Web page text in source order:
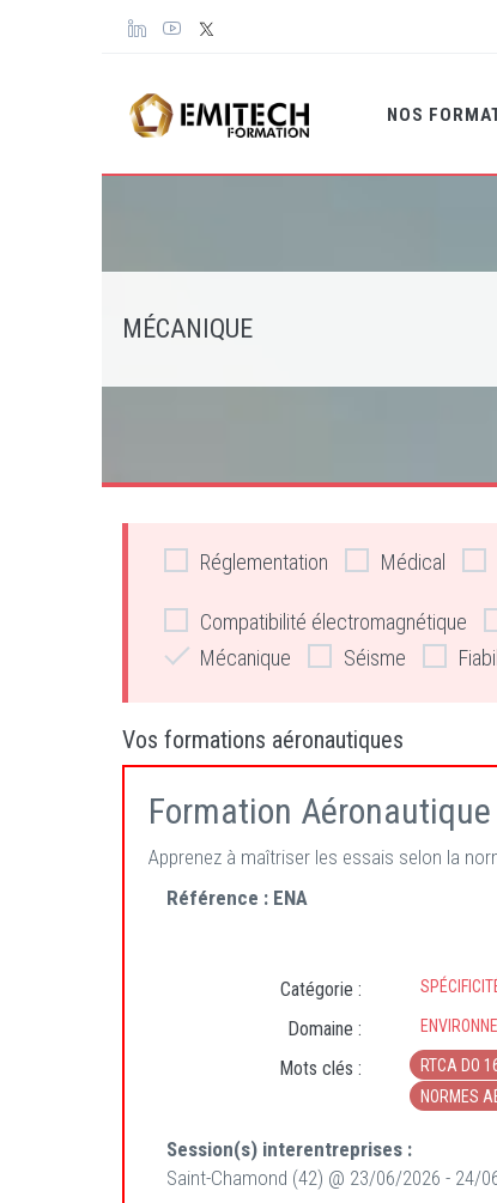
Panneau de gestion des cookies
NOS
MÉCANIQUE
Réglementation Médical
Compatibilité électromagnétique
Mécanique
Séisme
Vos formations aéronautiques
Formation
Apprenez à maîtriser les essais selon la
Référence : ENA
Catégorie :
Domaine :
Mots clés : RTCA DO
NORMES
Session(s) interentreprises :
Saint-Chamond (42) @ 23/06/2026 - 24/